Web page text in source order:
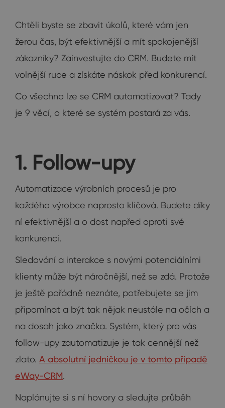
Chtěli byste se zbavit úkolů, které vám jen
žerou čas, být efektivnější a mít spokojenější
zákazníky? Zainvestujte do CRM. Budete mít
volnější ruce a získáte náskok před konkurencí.
Co všechno lze se CRM automatizovat? Tady
je 9 věcí, o které se systém postará za vás.
1. Follow-upy
Automatizace výrobních procesů je pro
každého výrobce naprosto klíčová. Budete díky
ní efektivnější a o dost napřed oproti své
konkurenci.
Sledování a interakce s novými potenciálními
klienty může být náročnější, než se zdá. Protože
je ještě pořádně neznáte, potřebujete se jim
připomínat a být tak nějak neustále na očích a
na dosah jako značka. Systém, který pro vás
follow-upy zautomatizuje je tak cennější než
zlato. A absolutní jedničkou je v tomto případě
eWay-CRM.
Naplánujte si s ní hovory a sledujte průběh